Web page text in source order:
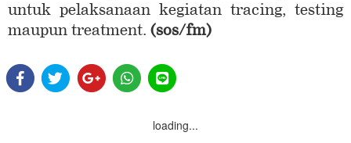
untuk pelaksanaan kegiatan tracing, testing
maupun treatment. (sos/fm)
loading...